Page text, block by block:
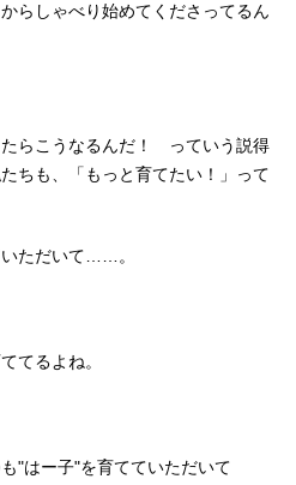
らしゃべり始めてくださってるん
らこうなるんだ！ っていう説得
ちも、「もっと育てたい！」って
ただいて……。
てるよね。
"はー子"を育てていただいて